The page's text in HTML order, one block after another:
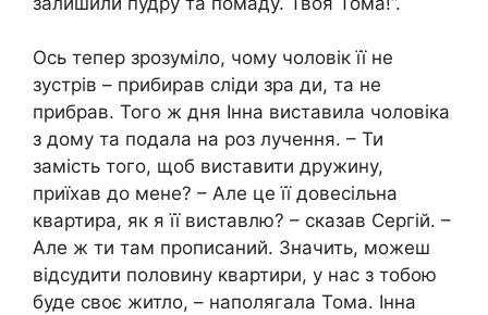
Ось тепер зрозуміло, чому чоловік її не
зустрів – прибирав сліди зра ди, та не
прибрав. Того ж дня Інна виставила чоловіка
з дому та подала на роз лучення. – Ти
замість того, щоб виставити дружину,
приїхав до мене? – Але це її довесільна
квартира, як я її виставлю? – сказав Сергій. –
Але ж ти там прописаний. Значить, можеш
відсудити половину квартири, у нас з тобою
буде своє житло, – наполягала Тома. Інна